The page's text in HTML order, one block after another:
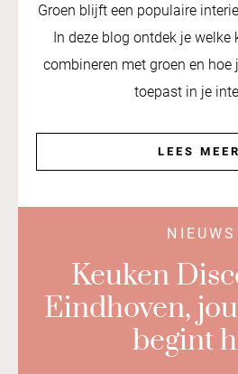
Groen blijft een populaire
In deze blog ontdek je welke
combineren met groen en hoe
toepast in je
LEES
NIEUWS
Keuken
Eindhoven,
begint